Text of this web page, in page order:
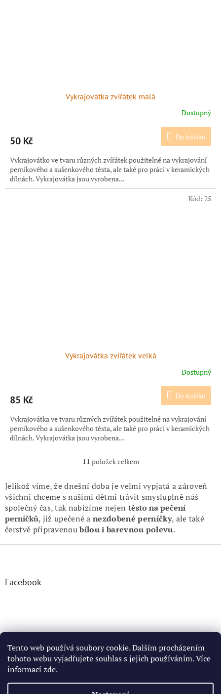
Tento web používá soubory cookie. Dalším procházením
tohoto webu vyjadřujete souhlas s jejich používáním. Více
informacízde.
Vykrajovátka zvířátek malá
Dostupný
50 Kč Do košíku
Vykrajovátko ve tvaru různých zvířátek použitelné na vykrajování
perníkového a sušenkového těsta, ale také pro práci v keramických
dílnách. Vykrajovátka jsou vyrobena...
Vykrajovátka zvířátek velká
Dostupný
85 Kč Do košíku
Vykrajovátka ve tvaru různých zvířátek použitelné na vykrajování
perníkového a sušenkového těsta, ale také pro práci v keramických
dílnách. Vykrajovátka jsou vyrobena...
Kód: 25
O
l
á
d
a
c
í
s
u
11 položek celkem
Jelikož víme, že dnešní doba je velmi vypjatá a zároveň
všichni chceme s našimi dětmi trávit smysluplně náš
společný čas, tak nabízíme nejen těsto na pečení
perníčků, již upečené anezdobené perníčky, ale také
čerstvě připravenoubílou i barevnou polevu.
Facebook